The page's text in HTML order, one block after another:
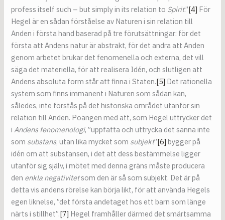
profess itself such – but simply in its relation to Spirit.”[4] För
Hegel är en sådan förståelse av Naturen i sin relation till
Anden i första hand baserad på tre förutsättningar: för det
första att Andens natur är abstrakt, för det andra att Anden
genom arbetet brukar det fenomenella och externa, det vill
säga det materiella, för att realisera Idén, och slutligen att
Andens absoluta form står att finna i Staten.[5] Det rationella
system som finns immanent i Naturen som sådan kan,
således, inte förstås på det historiska området utanför sin
relation till Anden. Poängen med att, som Hegel uttrycker det
iAndens fenomenologi, ”uppfatta och uttrycka det sanna inte
som substans, utan lika mycket som subjekt”[6] bygger på
idén om att substansen, i det att dess bestämmelse ligger
utanför sig själv, i mötet med denna gräns måste producera
den enkla negativitetsom den är så som subjekt. Det är på
detta vis andens rörelse kan börja likt, för att använda Hegels
egen liknelse, ”det första andetaget hos ett barn som länge
närts i stillhet”.[7] Hegel framhåller därmed det smärtsamma